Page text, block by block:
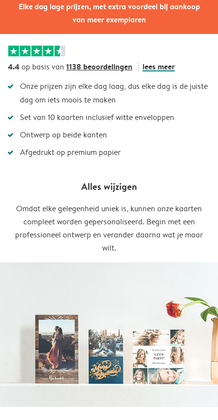
Elke dag lage prijzen, met extra voordeel bij aankoop
van meer exemplaren
4.4op basis van 1138 beoordelingen lees meer
Onze prijzen zijn elke dag laag, dus elke dag is de juiste
dag om iets moois te maken
Set van 10 kaarten inclusief witte enveloppen
Ontwerp op beide kanten
Afgedrukt op premium papier
Alles wijzigen
Omdat elke gelegenheid uniek is, kunnen onze kaarten
compleet worden gepersonaliseerd. Begin met een
professioneel ontwerp en verander daarna wat je maar
wilt.